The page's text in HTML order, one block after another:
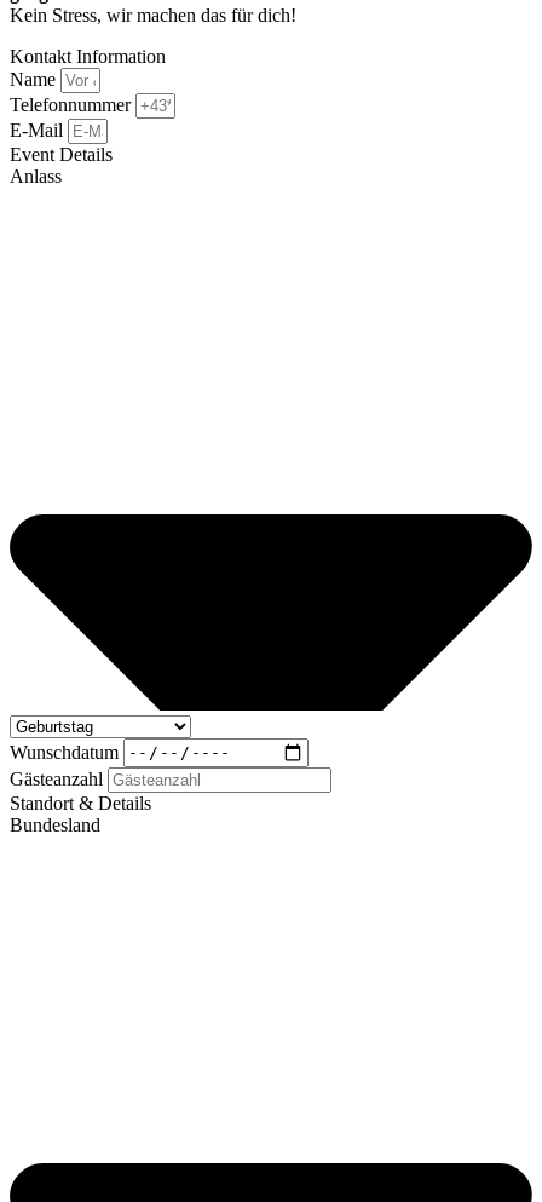
Kein Stress, wir machen das für dich!
Kontakt Information
Name
Telefonnummer
E-Mail
Event Details
Anlass
Wunschdatum
Gästeanzahl
Standort & Details
Bundesland